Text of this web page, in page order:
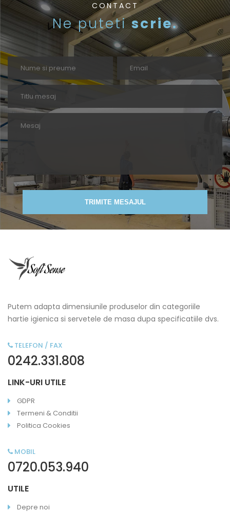
CONTACT
Ne putetiscrie.
TRIMITE MESAJUL
Putem adapta dimensiunile produselor din categoriile
hartie igienica si servetele de masa dupa specificatiile dvs.
TELEFON / FAX
0242.331.808
LINK-URI UTILE
GDPR
Termeni & Conditii
Politica Cookies
MOBIL
0720.053.940
UTILE
Depre noi